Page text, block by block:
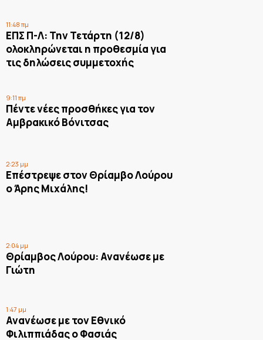
11:48 πμ
ΕΠΣ Π-Λ: Την Τετάρτη (12/8)
ολοκληρώνεται η προθεσμία για
τις δηλώσεις συμμετοχής
9:11 πμ
Πέντε νέες προσθήκες για τον
Αμβρακικό Βόνιτσας
2:23 μμ
Επέστρεψε στον Θρίαμβο Λούρου
ο Άρης Μιχάλης!
2:04 μμ
Θρίαμβος Λούρου: Ανανέωσε με
Γιώτη
1:47 μμ
Ανανέωσε με τον Εθνικό
Φιλιππιάδας ο Φασιάς